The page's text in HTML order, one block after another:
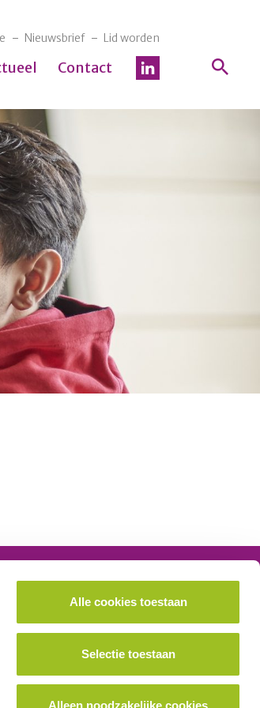
Alle cookies toestaan
Selectie toestaan
Alleen noodzakelijke cookies
Nieuwsbrief Lid worden
Contact
het platform?